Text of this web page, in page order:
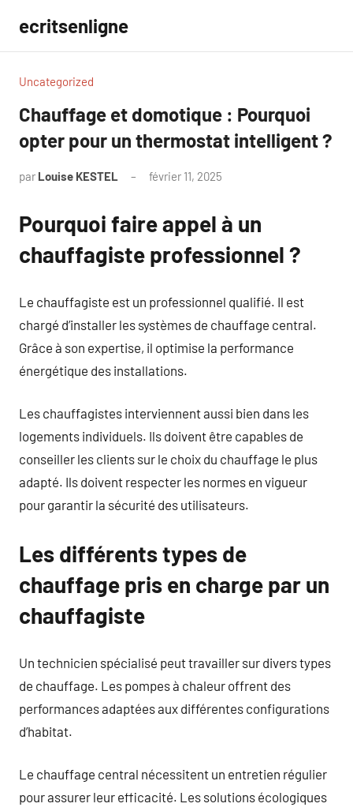
contenu
ecritsenligne
Uncategorized
Chauffage et domotique : Pourquoi
opter pour un thermostat intelligent ?
par Louise KESTEL février 11, 2025
Pourquoi faire appel à un
chauffagiste professionnel ?
Le chauffagiste est un professionnel qualifié. Il est
chargé d’installer les systèmes de chauffage central.
Grâce à son expertise, il optimise la performance
énergétique des installations.
Les chauffagistes interviennent aussi bien dans les
logements individuels. Ils doivent être capables de
conseiller les clients sur le choix du chauffage le plus
adapté. Ils doivent respecter les normes en vigueur
pour garantir la sécurité des utilisateurs.
Les différents types de
chauffage pris en charge par un
chauffagiste
Un technicien spécialisé peut travailler sur divers types
de chauffage. Les pompes à chaleur offrent des
performances adaptées aux différentes configurations
d’habitat.
Le chauffage central nécessitent un entretien régulier
pour assurer leur efficacité. Les solutions écologiques